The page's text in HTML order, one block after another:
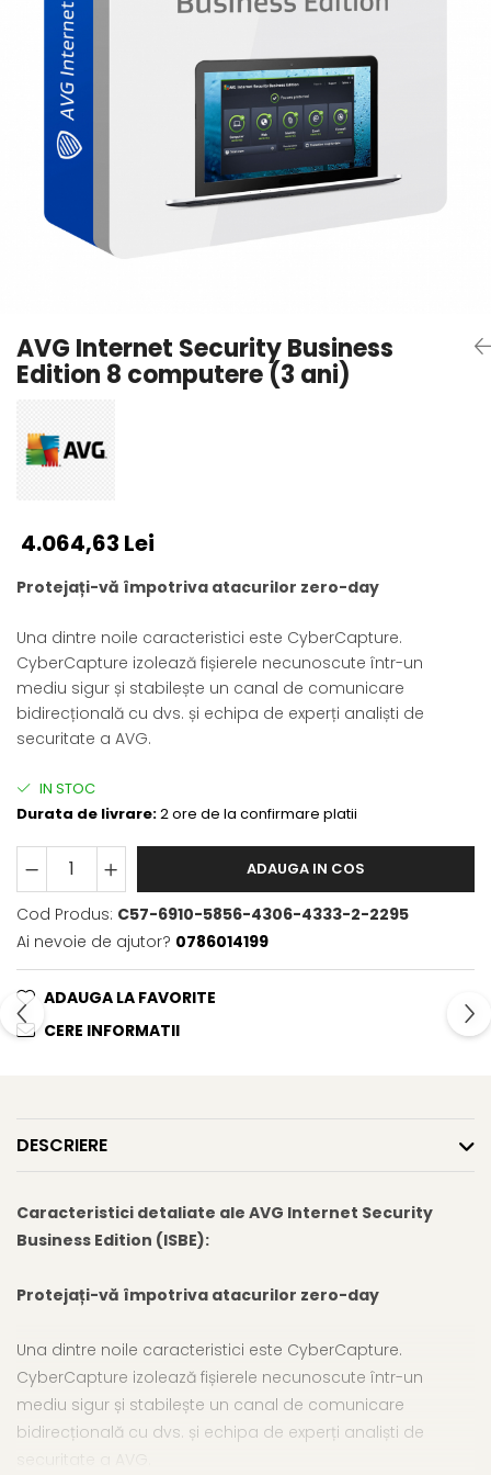
AVAST Driver Updater
AVAST SecureLine VPN
AVAST AntiTrack Premium
AVG Internet Security Business
Edition 8 computere (3 ani)
4.064,63 Lei
Protejați-vă împotriva atacurilor zero-day
Una dintre noile caracteristici este CyberCapture.
CyberCapture izolează fișierele necunoscute într-un
mediu sigur și stabilește un canal de comunicare
bidirecțională cu dvs. și echipa de experți analiști de
securitate a AVG.
IN STOC
Durata de livrare:2 ore de la confirmare platii
ADAUGA IN COS
Cod Produs: C57-6910-5856-4306-4333-2-2295
Ai nevoie de ajutor? 0786014199
ADAUGA LA FAVORITE
CERE INFORMATII
DESCRIERE
Caracteristici detaliate ale AVG Internet Security
Business Edition (ISBE):
Protejați-vă împotriva atacurilor zero-day
Una dintre noile caracteristici este CyberCapture.
CyberCapture izolează fișierele necunoscute într-un
mediu sigur și stabilește un canal de comunicare
bidirecțională cu dvs. și echipa de experți analiști de